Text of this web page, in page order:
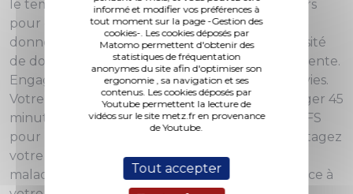
informé et modifier vos préférences à
tout moment sur la page -Gestion des
cookies-. Les cookies déposés par
Matomo permettent d'obtenir des
statistiques de fréquentation
anonymes du site afin d'optimiser son
ergonomie , sa navigation et ses
contenus. Les cookies déposés par
Youtube permettent la lecture de
vidéos sur le site metz.fr en provenance
de Youtube.
Tout accepter
le temps (5 jours pour des plaquettes et 42 jours
pour des globules rouges). La mobilisation des
donneurs est essentielle chaque jour. La nécessité
de donner son sang est quotidienne et permanente.
Engagezvous ! Prenez le temps de sauver des vies.
Votre résolution pour ce mois de janvier : partager 45
minutes de votre temps avec les équipes de l’EFS
pour une expérience unique et singulière : partagez
votre pouvoir, donnez votre sang ! 1 million de
malades pourront être soignés cette année grâce à